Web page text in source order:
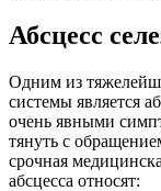
Абсцесс
Одним из
системы является
очень явными
тянуть с
срочная
абсцесса относят: